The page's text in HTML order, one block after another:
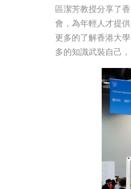
區潔芳教授分享了
會，為年輕人才提
更多的了解香港大
多的知識武裝自己